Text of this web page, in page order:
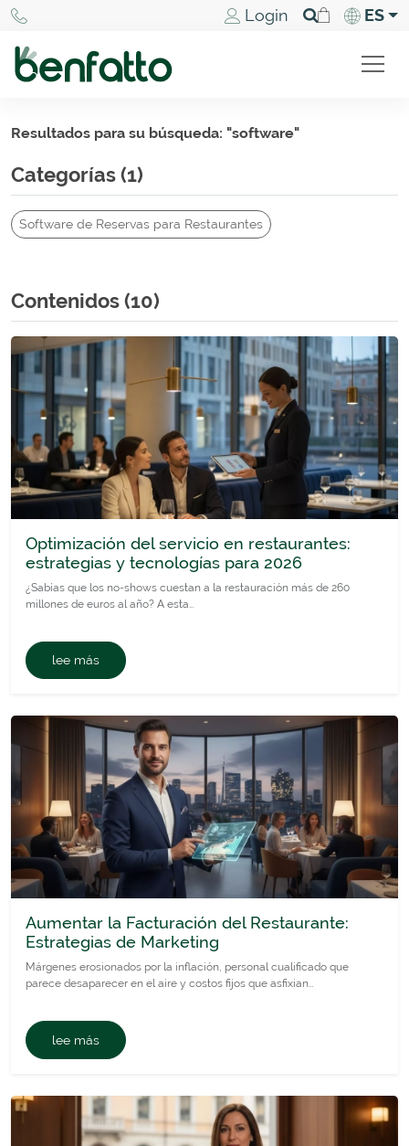
Login ES
Resultados para su búsqueda: "software"
Categorías (1)
Software de Reservas para Restaurantes
Contenidos (10)
Optimización del servicio en restaurantes:
estrategias y tecnologías para 2026
¿Sabías que los no-shows cuestan a la restauración más de 260
millones de euros al año? A esta…
lee más
Aumentar la Facturación del Restaurante:
Estrategias de Marketing
Márgenes erosionados por la inflación, personal cualificado que
parece desaparecer en el aire y costos fijos que asfixian…
lee más